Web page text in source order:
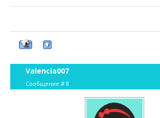
Valencia007
Сообщение # 8